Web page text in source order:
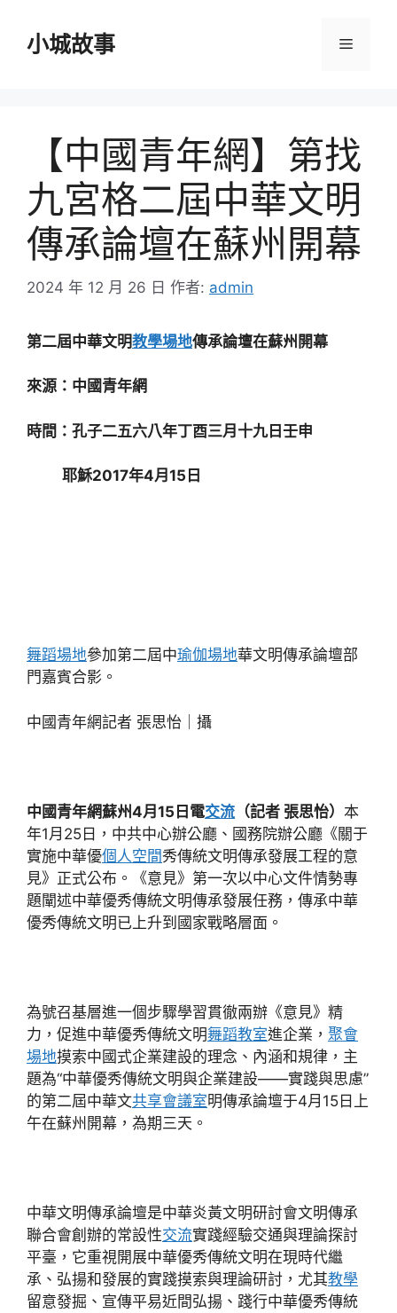
小城故事 選
【中國青年網】第找
九宮格二屆中華文明
傳承論壇在蘇州開幕
2024 年 12 月 26 日 作者: admin
第二屆中華文明教學場地傳承論壇在蘇州開幕
來源：中國青年網
時間：孔子二五六八年丁酉三月十九日壬申
耶穌2017年4月15日
舞蹈場地參加第二屆中瑜伽場地華文明傳承論壇部
門嘉賓合影。
中國青年網記者 張思怡｜攝
中國青年網蘇州4月15日電交流 （記者 張思怡） 本
年1月25日，中共中心辦公廳、國務院辦公廳《關于
實施中華優個人空間秀傳統文明傳承發展工程的意
見》正式公布。《意見》第一次以中心文件情勢專
題闡述中華優秀傳統文明傳承發展任務，傳承中華
優秀傳統文明已上升到國家戰略層面。
為號召基層進一個步驟學習貫徹兩辦《意見》精
力，促進中華優秀傳統文明舞蹈教室進企業， 聚會
場地摸索中國式企業建設的理念、內涵和規律，主
題為“中華優秀傳統文明與企業建設——實踐與思慮”
的第二屆中華文共享會議室明傳承論壇于4月15日上
午在蘇州開幕，為期三天。
中華文明傳承論壇是中華炎黃文明研討會文明傳承
聯合會創辦的常設性交流實踐經驗交通與理論探討
平臺，它重視開展中華優秀傳統文明在現時代繼
承、弘揚和發展的實踐摸索與理論研討，尤其教學
留意發掘、宣傳平易近間弘揚、踐行中華優秀傳統